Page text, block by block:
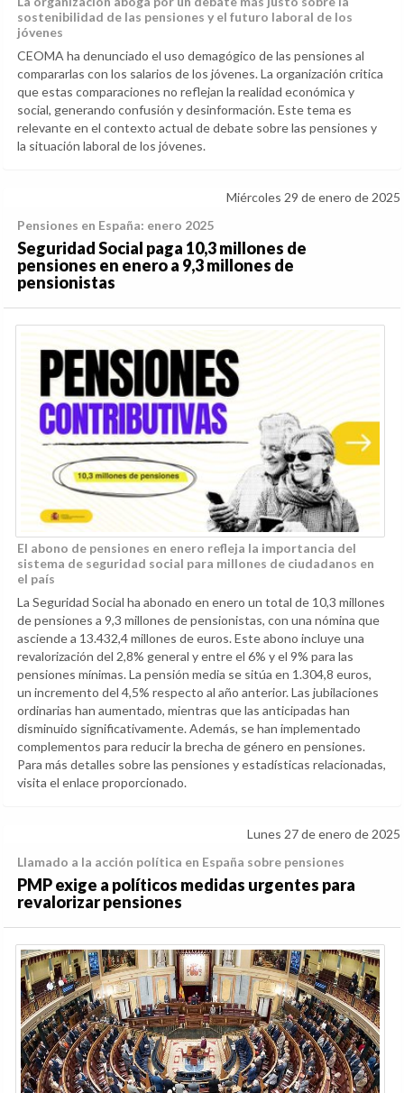
sostenibilidad de las pensiones y el futuro laboral de los
jóvenes
CEOMA ha denunciado el uso demagógico de las pensiones al
compararlas con los salarios de los jóvenes. La organización critica
que estas comparaciones no reflejan la realidad económica y
social, generando confusión y desinformación. Este tema es
relevante en el contexto actual de debate sobre las pensiones y
la situación laboral de los jóvenes.
Miércoles 29 de enero de 2025
Pensiones en España: enero 2025
Seguridad Social paga 10,3 millones de
pensiones en enero a 9,3 millones de
pensionistas
El abono de pensiones en enero refleja la importancia del
sistema de seguridad social para millones de ciudadanos en
el país
La Seguridad Social ha abonado en enero un total de 10,3 millones
de pensiones a 9,3 millones de pensionistas, con una nómina que
asciende a 13.432,4 millones de euros. Este abono incluye una
revalorización del 2,8% general y entre el 6% y el 9% para las
pensiones mínimas. La pensión media se sitúa en 1.304,8 euros,
un incremento del 4,5% respecto al año anterior. Las jubilaciones
ordinarias han aumentado, mientras que las anticipadas han
disminuido significativamente. Además, se han implementado
complementos para reducir la brecha de género en pensiones.
Para más detalles sobre las pensiones y estadísticas relacionadas,
visita el enlace proporcionado.
Lunes 27 de enero de 2025
Llamado a la acción política en España sobre pensiones
PMP exige a políticos medidas urgentes para
revalorizar pensiones